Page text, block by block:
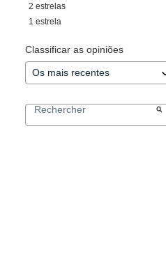
2 estrelas
1 estrela
Classificar as opiniões